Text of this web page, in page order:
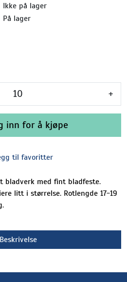
Ikke på lager
På lager
+
inn for å kjøpe
til favoritter
bladverk med fint bladfeste.
litt i størrelse. Rotlengde 17-19
Beskrivelse